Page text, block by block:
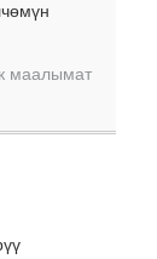
маалымат